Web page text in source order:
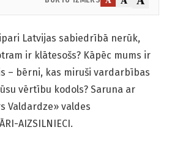
Latvijas sabiedrībā nerūk,
ir klātesošs? Kāpēc mums ir
– bērni, kas miruši vardarbības
vērtību kodols? Saruna ar
Valdardze» valdes
AIZSILNIECI.